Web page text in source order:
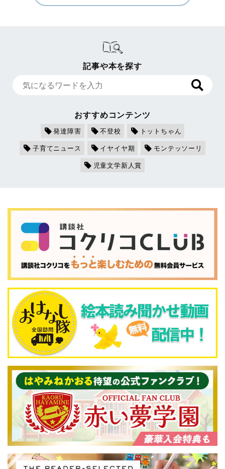
記事や本を探す
おすすめコンテンツ
発達障害 不登校
トットちゃん
子育てニュース
イヤイヤ期
モンテッソーリ
児童文学新人賞